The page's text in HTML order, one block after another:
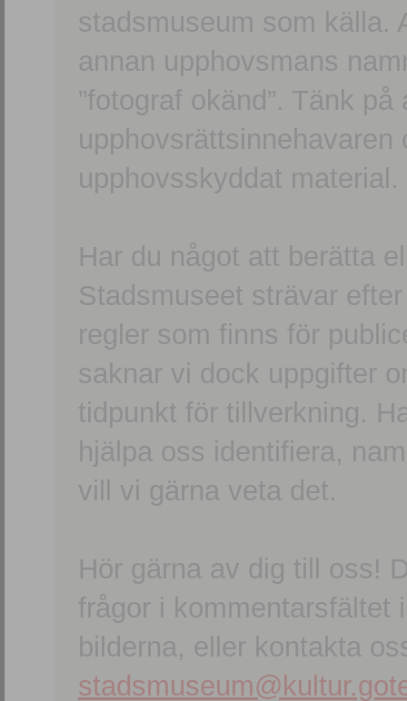
stadsmuseum som källa.
annan upphovsmans
”fotograf okänd”. Tänk
upphovsskyddat material.
Har du något att berätta
Stadsmuseet strävar
regler som finns för
saknar vi dock uppgifter
tidpunkt för tillverkning.
hjälpa oss identifiera,
vill vi gärna veta det.
Hör gärna av dig till oss!
frågor i kommentarsfältet
bilderna, eller kontakta